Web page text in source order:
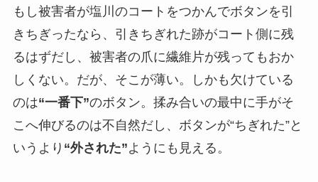
もし被害者が塩川のコートをつかんでボタンを引
きちぎったなら、引きちぎれた跡がコート側に残
るはずだし、被害者の爪に繊維片が残ってもおか
しくない。だが、そこが薄い。しかも欠けている
のは“一番下”のボタン。揉み合いの最中に手がそ
こへ伸びるのは不自然だし、ボタンが“ちぎれた”と
いうより “外された”ようにも見える。